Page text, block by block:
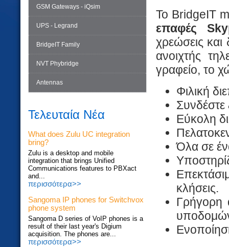
GSM Gateways - iQsim
UPS - Legrand
BridgeIT Family
NVT Phybridge
Antennas
Τελευταία Νέα
What does Zulu UC integration
bring?
Zulu is a desktop and mobile
integration that brings Unified
Communications features to PBXact
and...
περισσότερα>>
Sangoma IP phones for Switchvox
phone system
Sangoma D series of VoIP phones is a
result of their last year's Digium
acquisition. The phones are...
περισσότερα>>
Το BridgeIT
επαφές
χρεώσεις
ανοιχτής
γραφείο, το
Φιλική
Συνδέστε
Εύκολη
Όλα σε
κλήσεις.
Γρήγορη